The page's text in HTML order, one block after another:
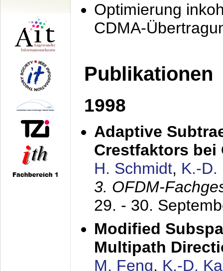
Optimierung
CDMA-
Publikationen
1998
Adaptive
Crestfaktors bei
H. Schmidt, K.-D.
3. OFDM-
29. - 30.
Modified
Multipath
M. Feng, K.-D.